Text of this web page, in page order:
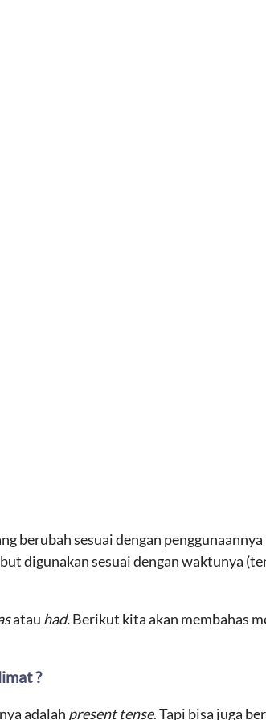
berubah sesuai dengan
digunakan sesuai dengan waktunya
atau had.Berikut kita akan membahas
?
adalah present tense. Tapi bisa juga